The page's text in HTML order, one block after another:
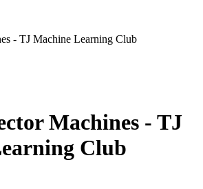
- TJ Machine Learning Club
Machines - TJ
Club